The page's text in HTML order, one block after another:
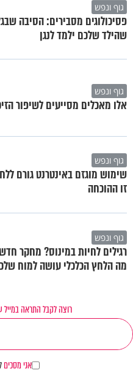
גוף ונפש
פסיכולוגים מסבירים: הסיבה
שהילד שלכם ילמד לנגן
גוף ונפש
אלו מאכלים מסייעים לשיפור
גוף ונפש
שימוש מוגזם באינטרנט גורם
זו ההוכחה
גוף ונפש
רגילים לחיות במינוס? מחקר
מה הלחץ הכלכלי עושה למוח
רוצה לקבל התראה במייל
אני מסכים